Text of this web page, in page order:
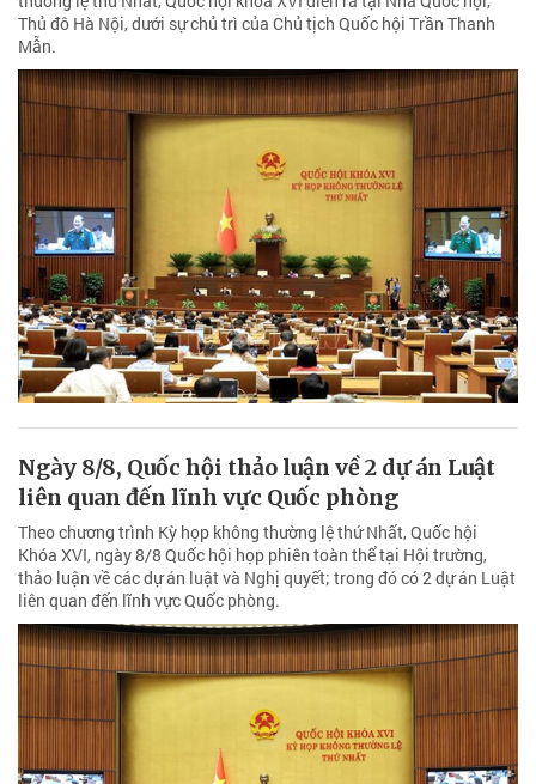
Thủ đô Hà Nội, dưới sự chủ trì của Chủ tịch Quốc hội Trần Thanh
Mẫn.
Ngày 8/8, Quốc hội thảo luận về 2 dự án Luật
liên quan đến lĩnh vực Quốc phòng
Theo chương trình Kỳ họp không thường lệ thứ Nhất, Quốc hội
Khóa XVI, ngày 8/8 Quốc hội họp phiên toàn thể tại Hội trường,
thảo luận về các dự án luật và Nghị quyết; trong đó có 2 dự án Luật
liên quan đến lĩnh vực Quốc phòng.